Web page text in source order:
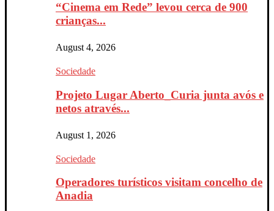
“Cinema em Rede” levou cerca de 900
crianças...
August 4, 2026
Sociedade
Projeto Lugar Aberto_Curia junta avós e
netos através...
August 1, 2026
Sociedade
Operadores turísticos visitam concelho de
Anadia